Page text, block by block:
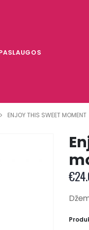
ENJOY THIS SWEET MOMENT
€